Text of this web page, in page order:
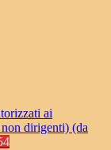
ai
dirigenti) (da